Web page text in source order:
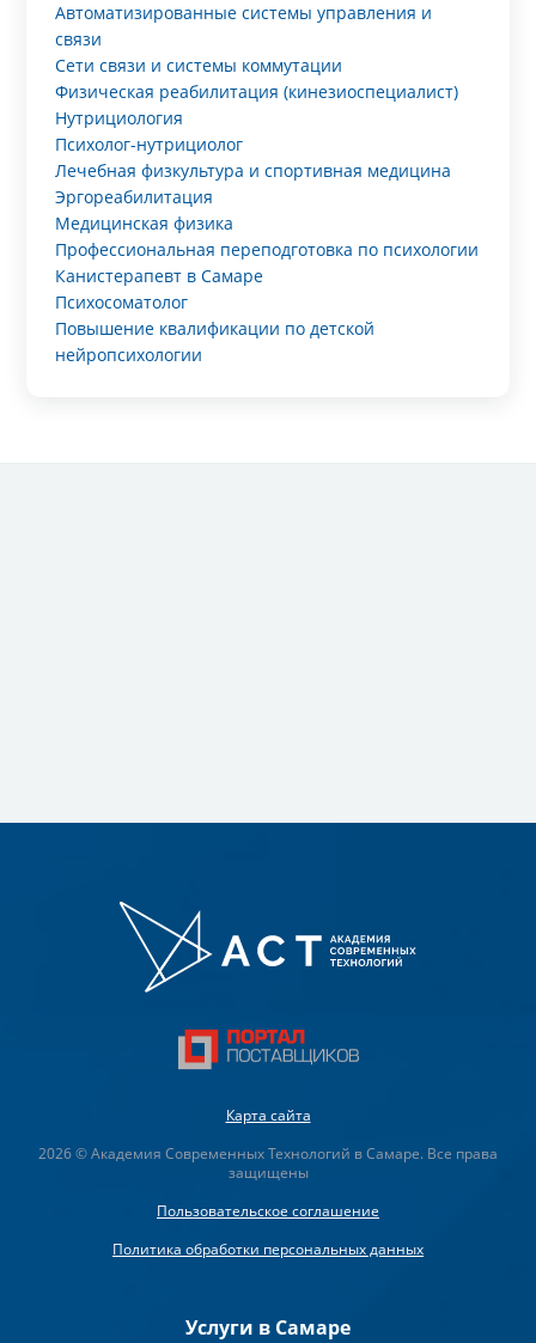
Автоматизированные системы управления и
связи
Сети связи и системы коммутации
Физическая реабилитация (кинезиоспециалист)
Нутрициология
Психолог-нутрициолог
Лечебная физкультура и спортивная медицина
Эргореабилитация
Медицинская физика
Профессиональная переподготовка по психологии
Канистерапевт в Самаре
Психосоматолог
Повышение квалификации по детской
нейропсихологии
Карта сайта
2026 © Академия Современных Технологий в Самаре. Все права
защищены
Пользовательское соглашение
Политика обработки персональных данных
Услуги в Самаре